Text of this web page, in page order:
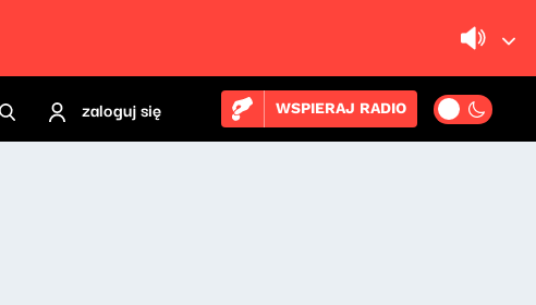
zaloguj się WSPIERAJ RADIO